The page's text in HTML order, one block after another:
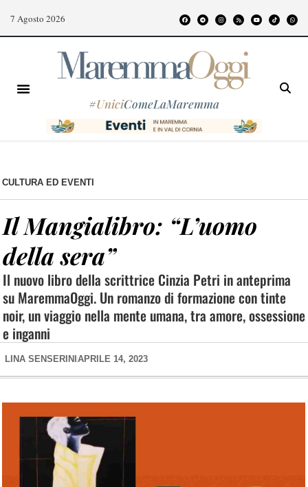
7 Agosto 2026
#UniciComeLaMaremma
CULTURA ED EVENTI
Il Mangialibro: “L’uomo
della sera”
Il nuovo libro della scrittrice Cinzia Petri in anteprima
su MaremmaOggi. Un romanzo di formazione con tinte
noir, un viaggio nella mente umana, tra amore, ossessione
e inganni
LINA SENSERINI APRILE 14, 2023